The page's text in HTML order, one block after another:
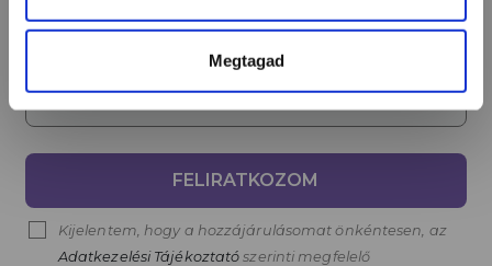
Megtagad
Email cím*
FELIRATKOZOM
Kijelentem, hogy a hozzájárulásomat önkéntesen, az
Adatkezelési Tájékoztató szerinti megfelelő